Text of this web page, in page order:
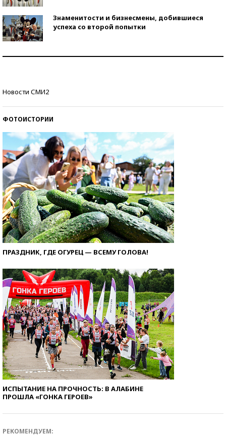
Знаменитости и бизнесмены, добившиеся
успеха со второй попытки
Новости СМИ2
ФОТОИСТОРИИ
ПРАЗДНИК, ГДЕ ОГУРЕЦ — ВСЕМУ ГОЛОВА!
ИСПЫТАНИЕ НА ПРОЧНОСТЬ: В АЛАБИНЕ
ПРОШЛА «ГОНКА ГЕРОЕВ»
РЕКОМЕНДУЕМ: